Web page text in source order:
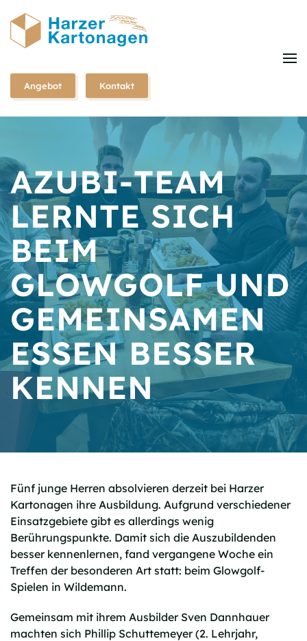
Zum
springen
Angebot Kontakt
AZUBI-TEAM
LERNTE SICH
BEIM
GLOWGOLF UND
GEMEINSAMEN
ESSEN BESSER
KENNEN
Fünf junge Herren absolvieren derzeit bei Harzer
Kartonagen ihre Ausbildung. Aufgrund verschiedener
Einsatzgebiete gibt es allerdings wenig
Berührungspunkte. Damit sich die Auszubildenden
besser kennenlernen, fand vergangene Woche ein
Treffen der besonderen Art statt: beim Glowgolf-
Spielen in Wildemann.
Gemeinsam mit ihrem Ausbilder Sven Dannhauer
machten sich Phillip Schuttemeyer (2. Lehrjahr,